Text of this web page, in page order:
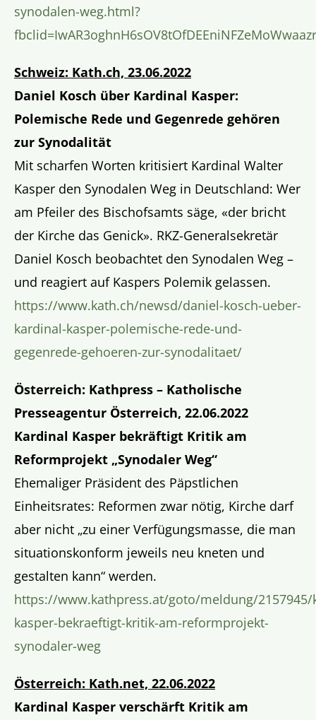
synodalen-weg.html?
Schweiz: Kath.ch, 23.06.2022
Daniel Kosch über Kardinal Kasper:
Polemische Rede und Gegenrede gehören
zur Synodalität
Mit scharfen Worten kritisiert Kardinal Walter
Kasper den Synodalen Weg in Deutschland: Wer
am Pfeiler des Bischofsamts säge, «der bricht
der Kirche das Genick». RKZ-Generalsekretär
Daniel Kosch beobachtet den Synodalen Weg –
und reagiert auf Kaspers Polemik gelassen.
https://www.kath.ch/newsd/daniel-kosch-ueber-
kardinal-kasper-polemische-rede-und-
gegenrede-gehoeren-zur-synodalitaet/
Österreich: Kathpress – Katholische
Presseagentur Österreich, 22.06.2022
Kardinal Kasper bekräftigt Kritik am
Reformprojekt „Synodaler Weg“
Ehemaliger Präsident des Päpstlichen
Einheitsrates: Reformen zwar nötig, Kirche darf
aber nicht „zu einer Verfügungsmasse, die man
situationskonform jeweils neu kneten und
gestalten kann“ werden.
https://www.kathpress.at/goto/meldung/
kasper-bekraeftigt-kritik-am-reformprojekt-
synodaler-weg
Österreich: Kath.net, 22.06.2022
Kardinal Kasper verschärft Kritik am